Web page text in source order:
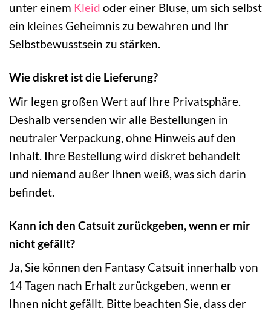
unter einem Kleid oder einer Bluse, um sich selbst
ein kleines Geheimnis zu bewahren und Ihr
Selbstbewusstsein zu stärken.
Wie diskret ist die Lieferung?
Wir legen großen Wert auf Ihre Privatsphäre.
Deshalb versenden wir alle Bestellungen in
neutraler Verpackung, ohne Hinweis auf den
Inhalt. Ihre Bestellung wird diskret behandelt
und niemand außer Ihnen weiß, was sich darin
befindet.
Kann ich den Catsuit zurückgeben, wenn er mir
nicht gefällt?
Ja, Sie können den Fantasy Catsuit innerhalb von
14 Tagen nach Erhalt zurückgeben, wenn er
Ihnen nicht gefällt. Bitte beachten Sie, dass der